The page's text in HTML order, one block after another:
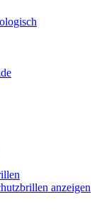
anzeigen